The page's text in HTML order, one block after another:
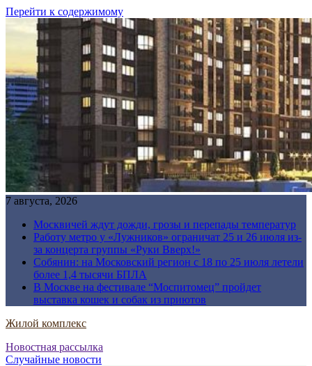
Перейти к содержимому
7 августа, 2026
Москвичей ждут дожди, грозы и перепады температур
Работу метро у «Лужников» ограничат 25 и 26 июля из-
за концерта группы «Руки Вверх!»
Собянин: на Московский регион с 18 по 25 июля летели
более 1,4 тысячи БПЛА
В Москве на фестивале “Моспитомец” пройдет
выставка кошек и собак из приютов
Жилой комплекс
Новостная рассылка
Случайные новости